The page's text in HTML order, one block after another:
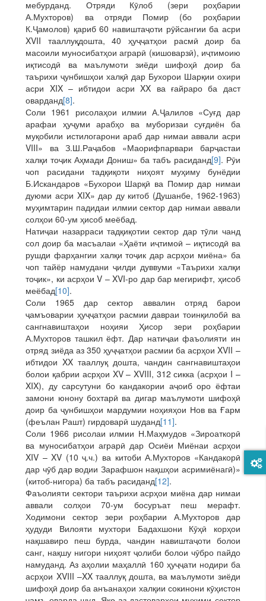
мебурданд. Отряди Кӯлоб (зери роҳбарии
А.Мухторов) ва отряди Помир (бо роҳбарии
К.Ҷамолов) қариб 60 навиштаҷоти рӯйсангии ба асри
XVII тааллуқдошта, 40 ҳуҷҷатҳои расмӣ доир ба
масоили муносибатҳои аграрӣ (кишоварзӣ), иҷтимоию
иқтисодӣ ва маълумоти зиёди шифоҳӣ доир ба
таърихи ҷунбишҳои халқӣ дар Бухорои Шарқии охири
асри XIX – ибтидои асри XX ва ғайраро ба даст
оварданд[8].
Соли 1961 рисолаҳои илмии А.Ҷалилов «Суғд дар
арафаи ҳуҷуми арабҳо ва муборизаи суғдиён ба
муқобили истилогарони араб дар нимаи аввали асри
VIII» ва З.Ш.Раҷабов «Маорифпарвари барҷастаи
халқи тоҷик Аҳмади Дониш» ба табъ расиданд[9]. Рӯи
чоп расидани тадқиқоти ниҳоят муҳиму бунёдии
Б.Искандаров «Бухорои Шарқӣ ва Помир дар нимаи
дуюми асри XIX» дар ду китоб (Душанбе, 1962-1963)
муҳимтарин падидаи илмии сектор дар нимаи аввали
солҳои 60-ум ҳисоб меёбад.
Натиҷаи назарраси тадқиқотии сектор дар тӯли чанд
сол доир ба масъалаи «Ҳаёти иҷтимоӣ – иқтисодӣ ва
рушди фарҳангии халқи тоҷик дар асрҳои миёна» ба
чоп тайёр намудани ҷилди дуввуми «Таърихи халқи
тоҷик», ки асрҳои V – XVI-ро дар бар мегирифт, ҳисоб
меёбад[10].
Соли 1965 дар сектор аввалин отряд барои
ҷамъоварии ҳуҷҷатҳои расмии давраи тоинқилобӣ ва
сангнавиштаҳои ноҳияи Ҳисор зери роҳбарии
А.Мухторов ташкил ёфт. Дар натиҷаи фаъолияти ин
отряд зиёда аз 350 ҳуҷҷатҳои расмии ба асрҳои XVII –
ибтидои XX тааллуқ дошта, чандин сангнавиштаҳои
болои қабрии асрҳои XV – XVIII, 312 сикка (асрҳои I –
XIX), ду сарсутуни бо кандакории аҷоиб оро ёфтаи
замони юнону бохтарӣ ва дигар маълумоти шифоҳӣ
доир ба ҷунбишҳои мардумии ноҳияҳои Нов ва Ғарм
(феълан Рашт) гирдоварӣ шуданд[11].
Соли 1966 рисолаи илмии Н.Маҳмудов «Зироаткорӣ
ва муносибатҳои аграрӣ дар Осиёи Миёнаи асрҳои
XIV – XV (10 ҷ.ч.) ва китоби А.Мухторов «Кандакорӣ
дар чӯб дар водии Зарафшон нақшҳои асримиёнагӣ)»
(китоб-нигора) ба табъ расиданд[12].
Фаъолияти сектори таърихи асрҳои миёна дар нимаи
аввали солҳои 70-ум босуръат пеш мерафт.
Ходимони сектор зери роҳбарии А.Мухторов дар
ҳудуди Вилояти мухтори Бадахшони Кӯҳӣ корҳои
нақшавиро пеш бурда, чандин навиштаҷоти болои
санг, нақшу нигори ниҳоят ҷолиби болои чӯбро пайдо
намуданд. Аз аҳолии маҳаллӣ 160 ҳуҷҷати нодири ба
асрҳои XVIII –XX тааллуқ дошта, ва маълумоти зиёди
шифоҳӣ доир ба анъанаҳои халқии сокинони кӯҳистон